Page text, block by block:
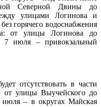
Северной Двины до
улицами Логинова и
горячего водоснабжения
от улицы Логинова до
июля – привокзальный
отсутствовать в части
от улицы Выучейского до
– в округах Майская